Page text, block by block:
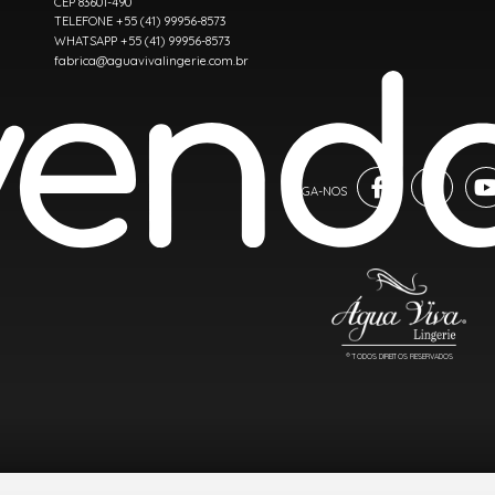
TELEFONE +55 (41) 99956-8573
WHATSAPP +55 (41) 99956-8573
fabrica@aguavivalingerie.com.br
® TODOS DIREITOS RESERVADOS